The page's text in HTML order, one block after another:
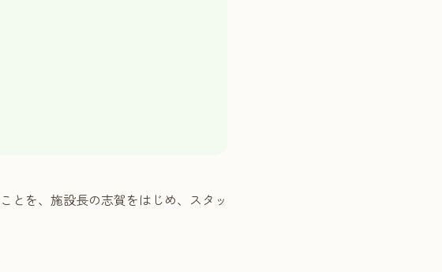
とを、施設長の志賀をはじめ、スタッ